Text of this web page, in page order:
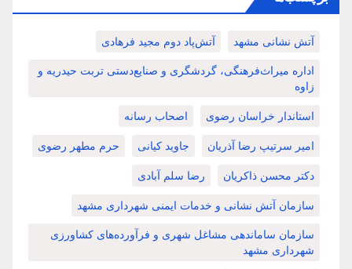
آتش نشانی مشهد آتش‌پاد دوم مجید فرهادی
اداره میراث‌فرهنگی، گردشگری و صنایع‌دستی تربت حیدریه و
زاوه
استاندار خراسان رضوی اصحاب رسانه
امیر سرتیپ رضا آذریان جاوید کیانی حرم مطهر رضوی
دکتر محسن ذاکریان رضا سلم آبادی
سازمان آتش نشانی و خدمات ایمنی شهرداری مشهد
سازمان ساماندهی مشاغل شهری و فرآورده‌های کشاورزی
شهرداری مشهد